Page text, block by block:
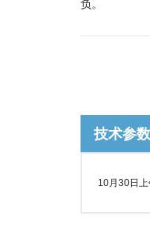
负。
技术参数
10月30日